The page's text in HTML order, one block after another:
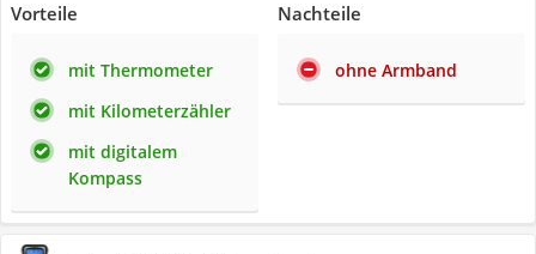
Vorteile
mit Thermometer
mit Kilometerzähler
mit digitalem
Kompass
Nachteile
ohne Armband